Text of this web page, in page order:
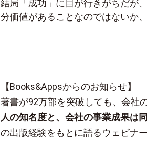
結局「成功」に目が行きがちだが
分価値があることなのではないか
【Books&Appsからのお知らせ】
著書が92万部を突破しても、会社
人の知名度と、会社の事業成果は
の出版経験をもとに語るウェビナ